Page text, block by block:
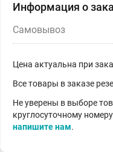
Информация о
Самовывоз
Цена актуальна при
Все товары в заказе
Не уверены в выборе
круглосуточному номеру
напишите нам.